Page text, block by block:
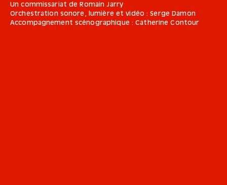
Un commissariat de Romain Jarry
Orchestration sonore, lumière et vidéo : Serge Damon
Accompagnement scénographique : Catherine Contour